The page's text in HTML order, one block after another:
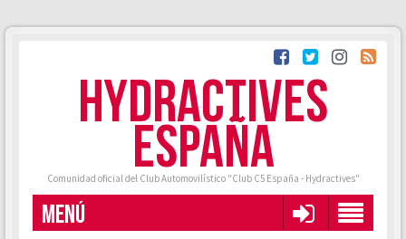
HYDRACTIVES
ESPAÑA
Comunidad oficial del Club Automovilístico "Club C5 España - Hydractives"
MENÚ